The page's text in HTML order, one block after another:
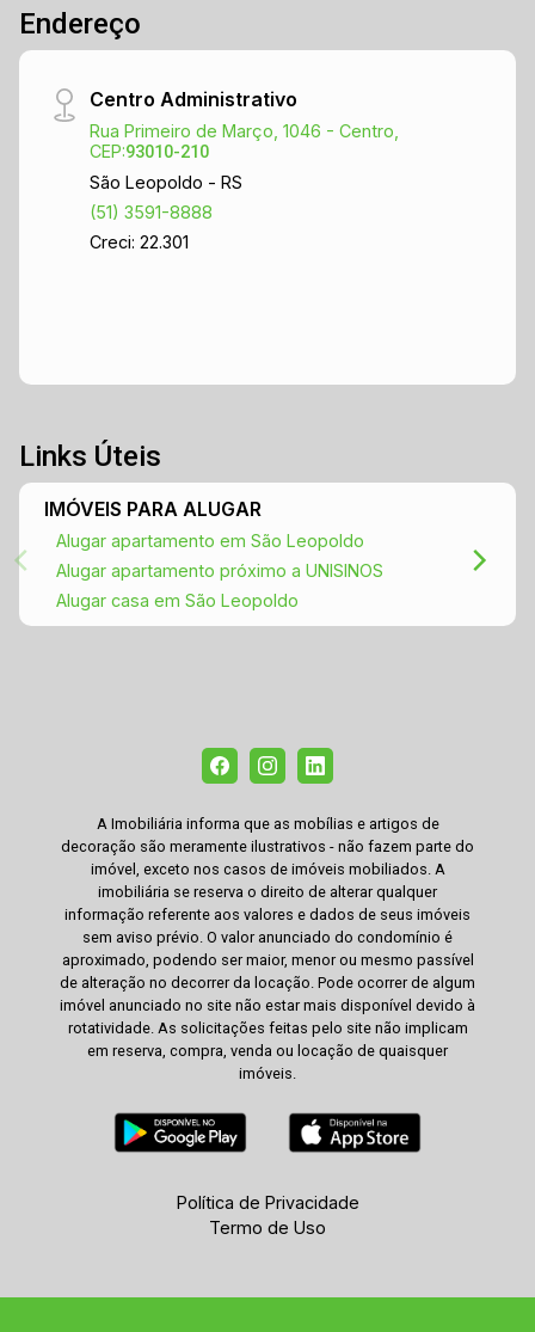
necessária para o sucesso.
Endereço
Centro Administrativo
Rua Primeiro de Março, 1046 - Centro,
CEP:93010-210
São Leopoldo - RS
(51) 3591-8888
Creci: 22.301
Links Úteis
IMÓVEIS PARA ALUGAR
Alugar apartamento em São Leopoldo
Alugar apartamento próximo a UNISINOS
Alugar casa em São Leopoldo
A Imobiliária informa que as mobílias e artigos de
decoração são meramente ilustrativos - não fazem parte do
imóvel, exceto nos casos de imóveis mobiliados. A
imobiliária se reserva o direito de alterar qualquer
informação referente aos valores e dados de seus imóveis
sem aviso prévio. O valor anunciado do condomínio é
aproximado, podendo ser maior, menor ou mesmo passível
de alteração no decorrer da locação. Pode ocorrer de algum
imóvel anunciado no site não estar mais disponível devido à
rotatividade. As solicitações feitas pelo site não implicam
em reserva, compra, venda ou locação de quaisquer
imóveis.
Política de Privacidade
Termo de Uso